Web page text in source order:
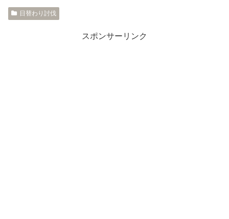
日替わり討伐
スポンサーリンク